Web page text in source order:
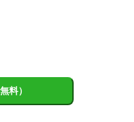
商品紹介など、媒体の意
ンドイメージを構築する
料）